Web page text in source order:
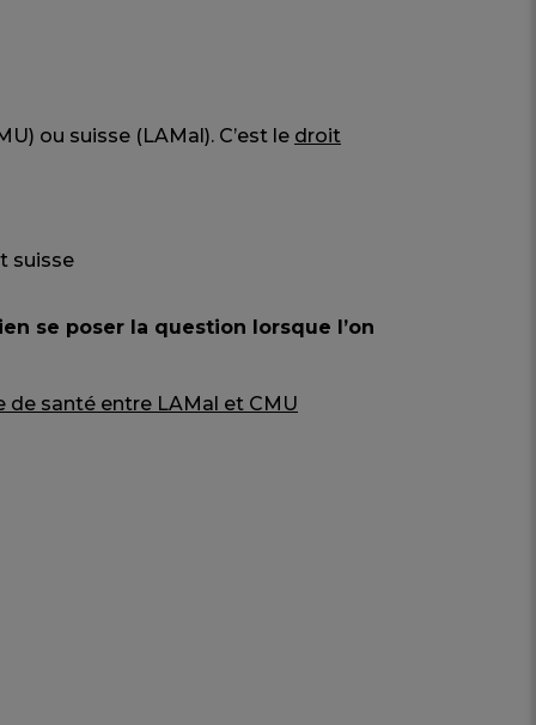
ou suisse (LAMal). C’est le droit
suisse
se poser la question lorsque l’on
de santé entre LAMal et CMU